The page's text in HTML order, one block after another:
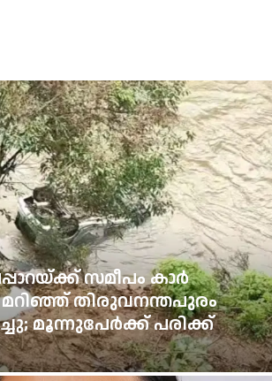
സമീപം കാർ
മറിഞ്ഞ് തിരുവനന്തപുരം
മൂന്നുപേർക്ക് പരിക്ക്